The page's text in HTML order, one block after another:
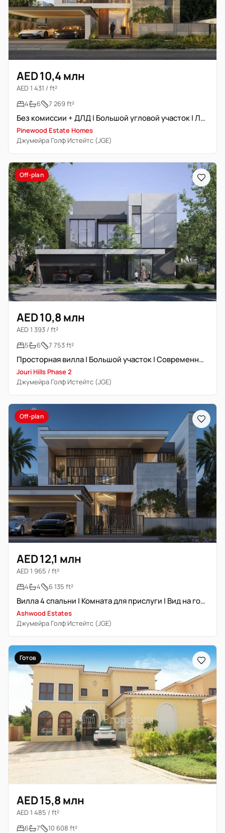
AED 10,4 млн
AED 1 431 / ft²
4
6 7 269 ft²
Без комиссии + ДЛД | Большой угловой участок | Лифт + Бассейн
Pinewood Estate Homes
Джумейра Голф Истейтс (JGE)
Off-plan
AED 10,8 млн
AED 1 393 / ft²
5
6 7 753 ft²
Просторная вилла | Большой участок | Современный дизайн
Jouri Hills Phase 2
Джумейра Голф Истейтс (JGE)
Off-plan
AED 12,1 млн
AED 1 965 / ft²
4
4 6 135 ft²
Вилла 4 спальни | Комната для прислуги | Вид на гольф-поле
Ashwood Estates
Джумейра Голф Истейтс (JGE)
Готов
AED 15,8 млн
AED 1 485 / ft²
6
7 10 608 ft²